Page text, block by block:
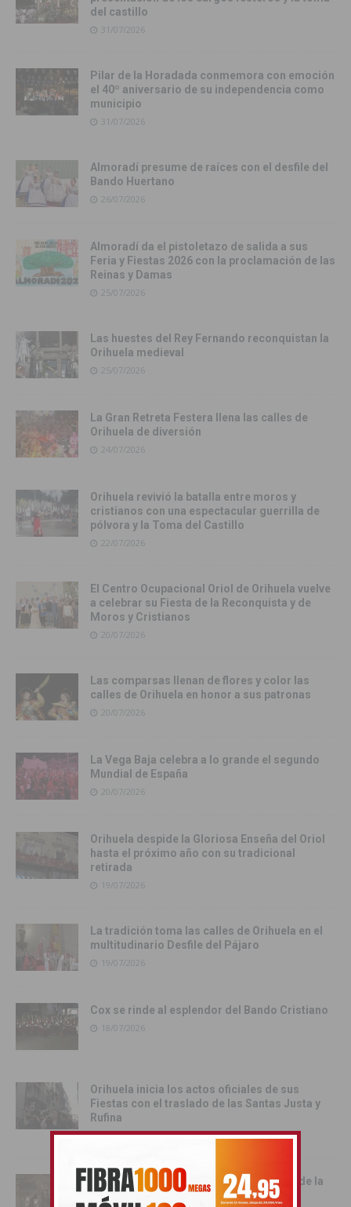
del castillo
31/07/2026
Pilar de la Horadada conmemora con emoción
el 40º aniversario de su independencia como
municipio
31/07/2026
Almoradí presume de raíces con el desfile del
Bando Huertano
26/07/2026
Almoradí da el pistoletazo de salida a sus
Feria y Fiestas 2026 con la proclamación de las
Reinas y Damas
25/07/2026
Las huestes del Rey Fernando reconquistan la
Orihuela medieval
25/07/2026
La Gran Retreta Festera llena las calles de
Orihuela de diversión
24/07/2026
Orihuela revivió la batalla entre moros y
cristianos con una espectacular guerrilla de
pólvora y la Toma del Castillo
22/07/2026
El Centro Ocupacional Oriol de Orihuela vuelve
a celebrar su Fiesta de la Reconquista y de
Moros y Cristianos
20/07/2026
Las comparsas llenan de flores y color las
calles de Orihuela en honor a sus patronas
20/07/2026
La Vega Baja celebra a lo grande el segundo
Mundial de España
20/07/2026
Orihuela despide la Gloriosa Enseña del Oriol
hasta el próximo año con su tradicional
retirada
19/07/2026
La tradición toma las calles de Orihuela en el
multitudinario Desfile del Pájaro
19/07/2026
Cox se rinde al esplendor del Bando Cristiano
18/07/2026
Orihuela inicia los actos oficiales de sus
Fiestas con el traslado de las Santas Justa y
Rufina
18/07/2026
Cox vive su día grande con la procesión de la
Virgen del Carmen